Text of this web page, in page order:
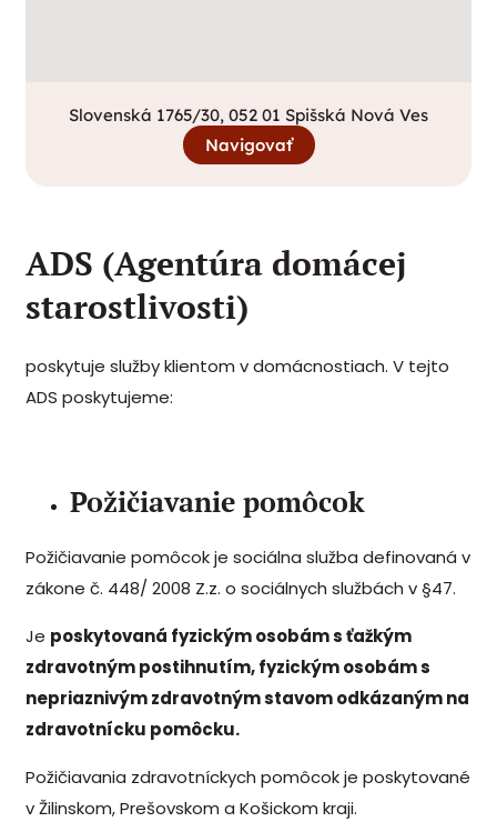
Slovenská 1765/30, 052 01 Spišská Nová Ves
Navigovať
ADS (Agentúra domácej
starostlivosti)
poskytuje služby klientom v domácnostiach. V tejto
ADS poskytujeme:
Požičiavanie pomôcok
Požičiavanie pomôcok je sociálna služba definovaná v
zákone č. 448/ 2008 Z.z. o sociálnych službách v §47.
Je poskytovaná fyzickým osobám s ťažkým
zdravotným postihnutím, fyzickým osobám s
nepriaznivým zdravotným stavom odkázaným na
zdravotnícku pomôcku.
Požičiavania zdravotníckych pomôcok je poskytované
v Žilinskom, Prešovskom a Košickom kraji.